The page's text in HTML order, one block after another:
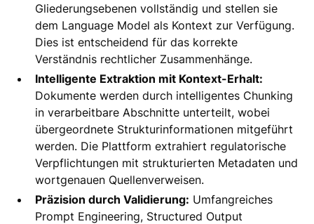
Gliederungsebenen vollständig und stellen sie
dem Language Model als Kontext zur Verfügung.
Dies ist entscheidend für das korrekte
Verständnis rechtlicher Zusammenhänge.
Intelligente Extraktion mit Kontext-Erhalt:
Dokumente werden durch intelligentes Chunking
in verarbeitbare Abschnitte unterteilt, wobei
übergeordnete Strukturinformationen mitgeführt
werden. Die Plattform extrahiert regulatorische
Verpflichtungen mit strukturierten Metadaten und
wortgenauen Quellenverweisen.
Präzision durch Validierung: Umfangreiches
Prompt Engineering, Structured Output